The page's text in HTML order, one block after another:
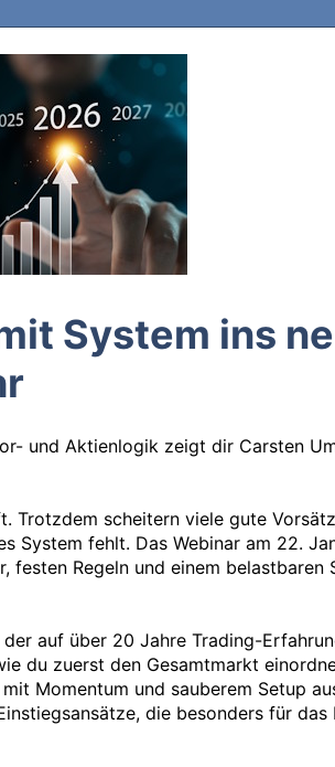
System ins
und Aktienlogik zeigt dir Carsten
Trotzdem scheitern viele gute
System fehlt. Das Webinar am 22.
Regeln und einem belastbaren
auf über 20 Jahre Trading-
du zuerst den Gesamtmarkt
Momentum und sauberem Setup
die besonders für das